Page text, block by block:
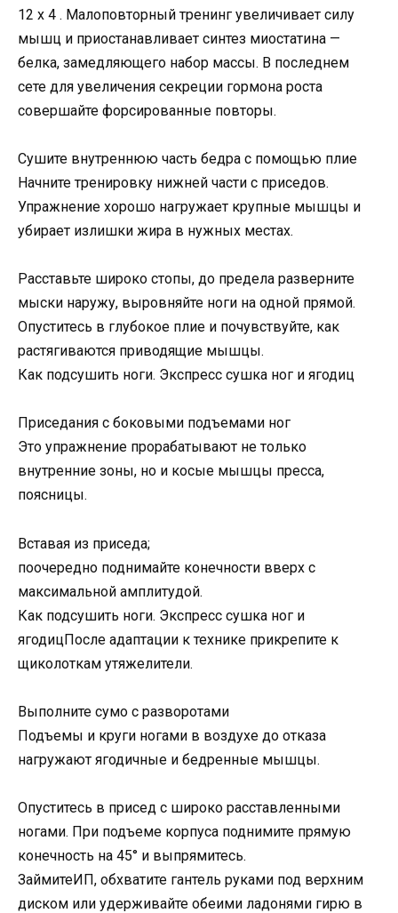
12 х 4 . Малоповторный тренинг увеличивает силу
мышц и приостанавливает синтез миостатина —
белка, замедляющего набор массы. В последнем
сете для увеличения секреции гормона роста
совершайте форсированные повторы.
Сушите внутреннюю часть бедра с помощью плие
Начните тренировку нижней части с приседов.
Упражнение хорошо нагружает крупные мышцы и
убирает излишки жира в нужных местах.
Расставьте широко стопы, до предела разверните
мыски наружу, выровняйте ноги на одной прямой.
Опуститесь в глубокое плие и почувствуйте, как
растягиваются приводящие мышцы.
Как подсушить ноги. Экспресс сушка ног и ягодиц
Приседания с боковыми подъемами ног
Это упражнение прорабатывают не только
внутренние зоны, но и косые мышцы пресса,
поясницы.
Вставая из приседа;
поочередно поднимайте конечности вверх с
максимальной амплитудой.
Как подсушить ноги. Экспресс сушка ног и
ягодицПосле адаптации к технике прикрепите к
щиколоткам утяжелители.
Выполните сумо с разворотами
Подъемы и круги ногами в воздухе до отказа
нагружают ягодичные и бедренные мышцы.
Опуститесь в присед с широко расставленными
ногами. При подъеме корпуса поднимите прямую
конечность на 45° и выпрямитесь.
ЗаймитеИП, обхватите гантель руками под верхним
диском или удерживайте обеими ладонями гирю в